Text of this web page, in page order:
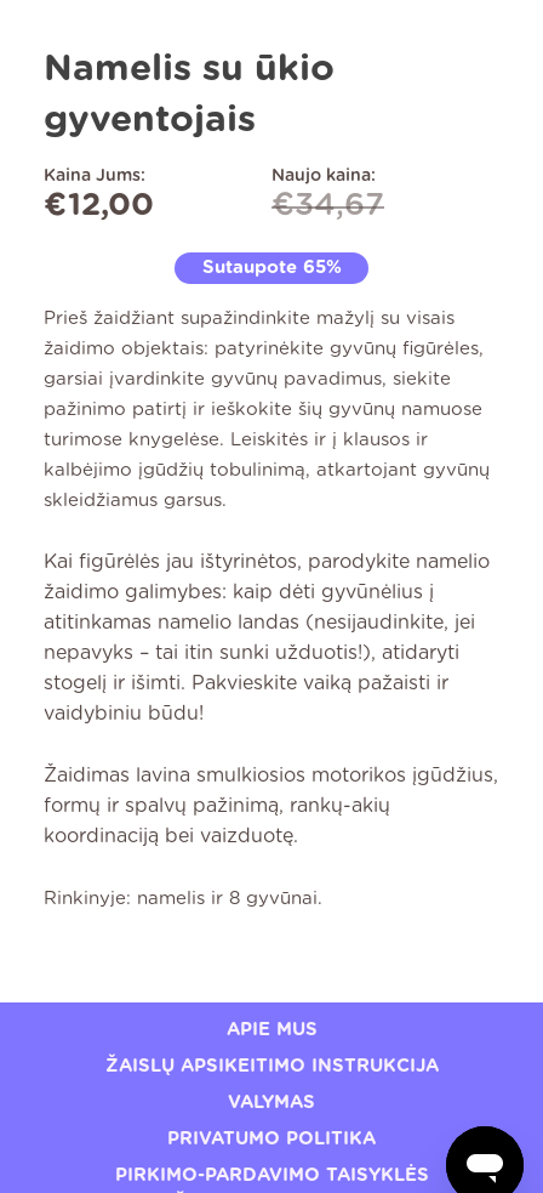
Namelis su ūkio
gyventojais
Kaina Jums:
€12,00
Naujo kaina:
€34,67
Sutaupote 65%
Prieš žaidžiant supažindinkite mažylį su visais
žaidimo objektais: patyrinėkite gyvūnų figūrėles,
garsiai įvardinkite gyvūnų pavadimus, siekite
pažinimo patirtį ir ieškokite šių gyvūnų namuose
turimose knygelėse. Leiskitės ir į klausos ir
kalbėjimo įgūdžių tobulinimą, atkartojant gyvūnų
skleidžiamus garsus.
Kai figūrėlės jau ištyrinėtos, parodykite namelio
žaidimo galimybes: kaip dėti gyvūnėlius į
atitinkamas namelio landas (nesijaudinkite, jei
nepavyks – tai itin sunki užduotis!), atidaryti
stogelį ir išimti. Pakvieskite vaiką pažaisti ir
vaidybiniu būdu!
Žaidimas lavina smulkiosios motorikos įgūdžius,
formų ir spalvų pažinimą, rankų-akių
koordinaciją bei vaizduotę.
Rinkinyje: namelis ir 8 gyvūnai.
APIE MUS
ŽAISLŲ APSIKEITIMO INSTRUKCIJA
VALYMAS
PRIVATUMO POLITIKA
PIRKIMO-PARDAVIMO TAISYKLĖS